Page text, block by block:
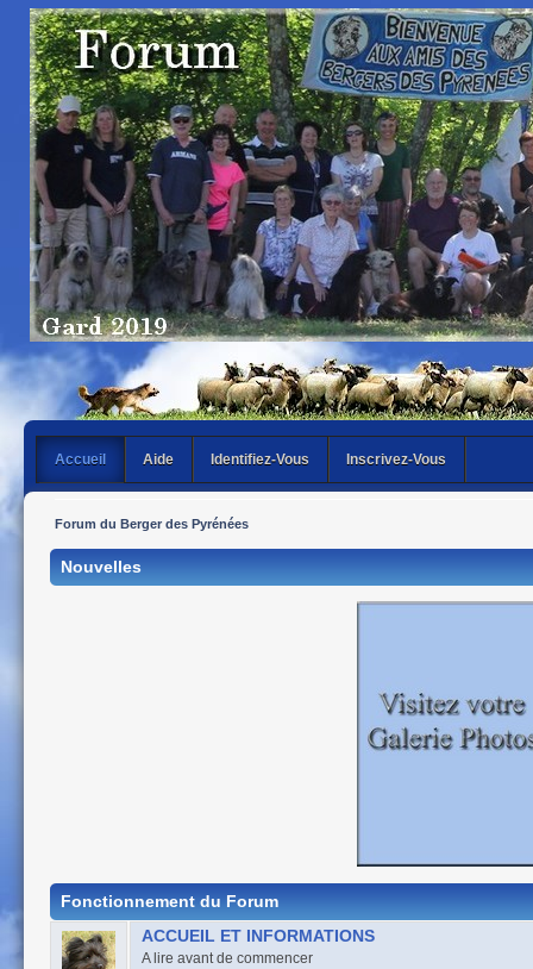
Accueil Aide Identifiez-Vous Inscrivez-Vous
Forum du Berger des Pyrénées
Nouvelles
Fonctionnement du Forum
ACCUEIL ET INFORMATIONS
A lire avant de commencer